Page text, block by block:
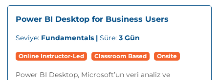
Power BI Desktop for Business Users
Seviye: Fundamentals | Süre: 3 Gün
Online Instructor-Led Classroom Based Onsite
Power BI Desktop, Microsoft’un veri analiz ve